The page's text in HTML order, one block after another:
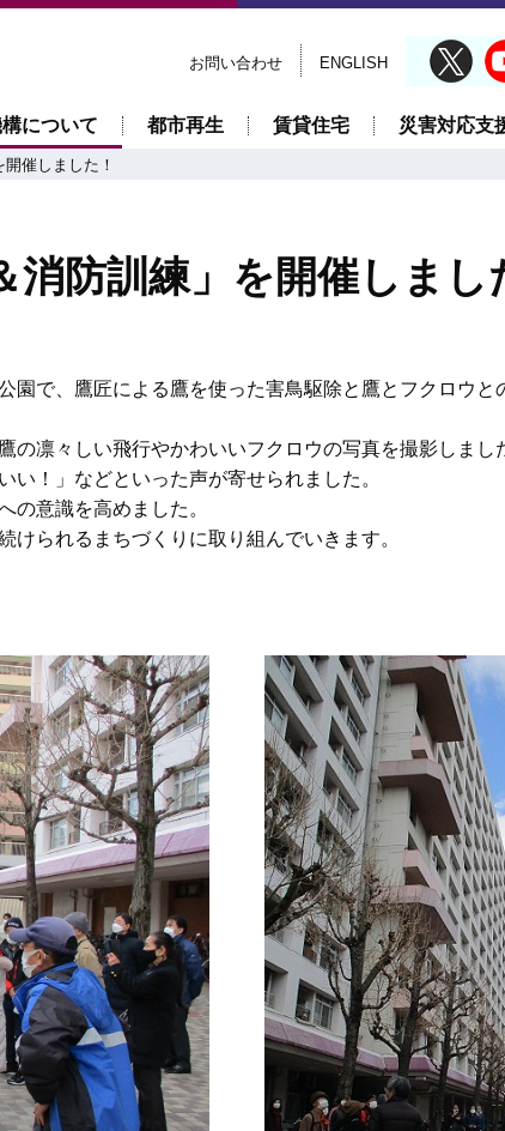
お問い合わせ ENGLISH
について 都市再生 賃貸住宅 災害対応支
催しました！
消防訓練」を開催しまし
園で、鷹匠による鷹を使った害鳥駆除と鷹とフクロウ
の凛々しい飛行やかわいいフクロウの写真を撮影しま
い！」などといった声が寄せられました。
の意識を高めました。
けられるまちづくりに取り組んでいきます。